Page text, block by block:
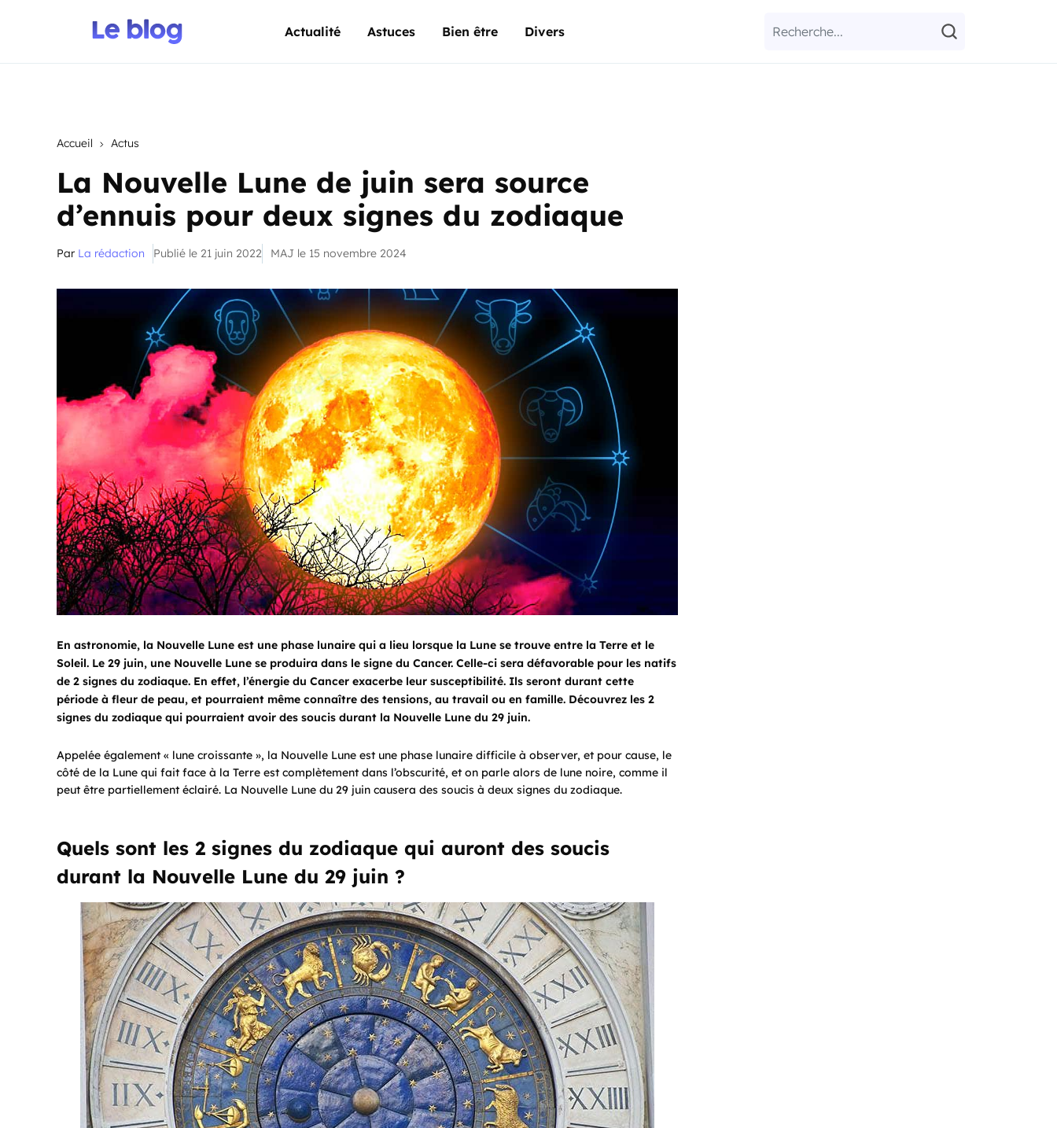
Actualité Astuces Bien être Divers
Accueil Actus
La Nouvelle Lune de juin sera source
d’ennuis pour deux signes du zodiaque
Par La rédaction Publié le 21 juin 2022 MAJ le 15 novembre 2024
En astronomie, la Nouvelle Lune est une phase lunaire qui a lieu lorsque la Lune se trouve entre la Terre et le
Soleil. Le 29 juin, une Nouvelle Lune se produira dans le signe du Cancer. Celle-ci sera défavorable pour les natifs
de 2 signes du zodiaque. En effet, l’énergie du Cancer exacerbe leur susceptibilité. Ils seront durant cette
période à fleur de peau, et pourraient même connaître des tensions, au travail ou en famille. Découvrez les 2
signes du zodiaque qui pourraient avoir des soucis durant la Nouvelle Lune du 29 juin.
Appelée également « lune croissante », la Nouvelle Lune est une phase lunaire difficile à observer, et pour cause, le
côté de la Lune qui fait face à la Terre est complètement dans l’obscurité, et on parle alors de lune noire, comme il
peut être partiellement éclairé. La Nouvelle Lune du 29 juin causera des soucis à deux signes du zodiaque.
Quels sont les 2 signes du zodiaque qui auront des soucis
durant la Nouvelle Lune du 29 juin ?